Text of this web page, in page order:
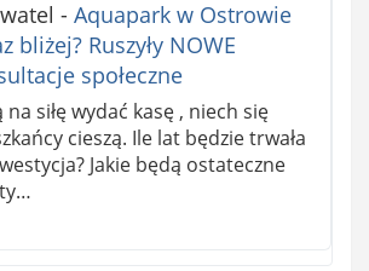
- Aquapark w Ostrowie
bliżej? Ruszyły NOWE
społeczne
na siłę wydać kasę , niech się
cieszą. Ile lat będzie trwała
Jakie będą ostateczne